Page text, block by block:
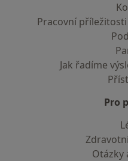
Pracovní příležitosti
Jak řadíme
Pro
Otázky